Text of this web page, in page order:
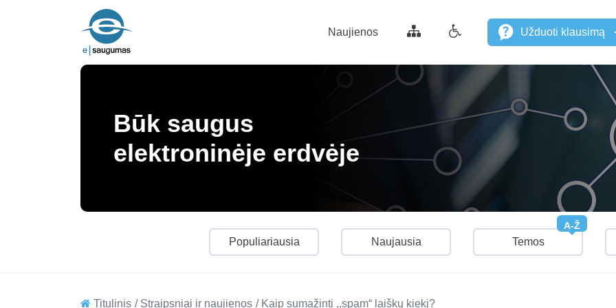
Naujienos Užduoti klausimą
Būk saugus
elektroninėje erdvėje
Populiariausia Naujausia Temos
A-Ž
Titulinis Straipsniai ir naujienos Kaip sumažinti ,,spam“ laiškų kiekį?